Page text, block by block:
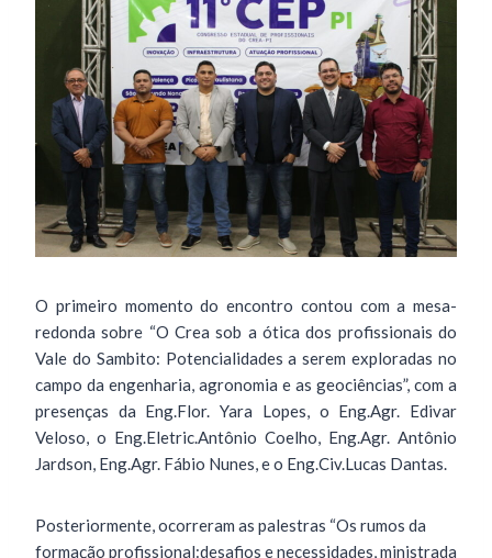
O primeiro momento do encontro contou com a mesa-
redonda sobre “O Crea sob a ótica dos profissionais do
Vale do Sambito: Potencialidades a serem exploradas no
campo da engenharia, agronomia e as geociências”, com a
presenças da Eng.Flor. Yara Lopes, o Eng.Agr. Edivar
Veloso, o Eng.Eletric.Antônio Coelho, Eng.Agr. Antônio
Jardson, Eng.Agr. Fábio Nunes, e o Eng.Civ.Lucas Dantas.
Posteriormente, ocorreram as palestras “Os rumos da
formação profissional:desafios e necessidades, ministrada